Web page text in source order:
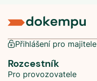
Přihlášení pro majitele
Rozcestník
Pro provozovatele